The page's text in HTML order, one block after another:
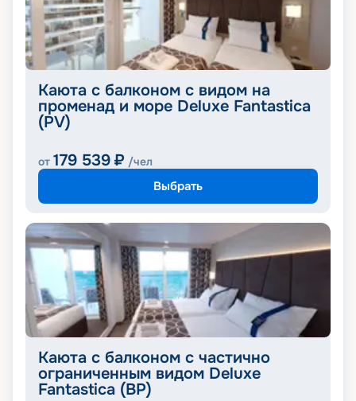
Каюта с балконом с видом на
променад и море Deluxe Fantastica
(PV)
от 179 539 ₽ /чел
Выбрать
Каюта с балконом с частично
ограниченным видом Deluxe
Fantastica (BP)